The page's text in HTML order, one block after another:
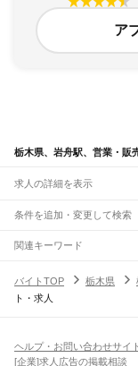
ア
栃木県、岩舟駅、営業・販
求人の詳細を表示
条件を追加・変更して検索
市区町村を追加・変更
栃木県すべて
宇都宮市
駅を追加・変更
宇都宮線
野木駅間々田駅小山駅小
職種を追加・変更
飲食・フードサービスす
ホールスタッフキッチン
人気
関連キーワード
バイトTOP
栃木県
ト・求人
ヘルプ・お問い合わせサイ
[企業]求人広告の掲載相談